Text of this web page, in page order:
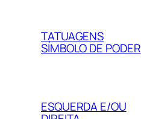
TATUAGENS
SÍMBOLO DE PODER
ESQUERDA E/OU